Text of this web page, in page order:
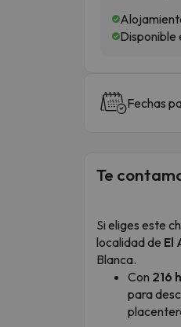
Disponible
Fechas
Te
Si eliges este
localidad de El
Blanca.
Con 216
para